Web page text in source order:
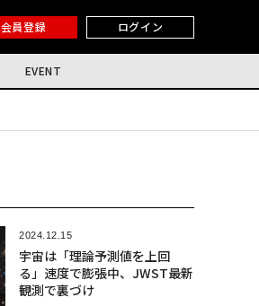
会員登録 ログイン
EVENT
2024.12.15
宇宙は「理論予測値を上回
る」速度で膨張中、JWST最新
観測で裏づけ